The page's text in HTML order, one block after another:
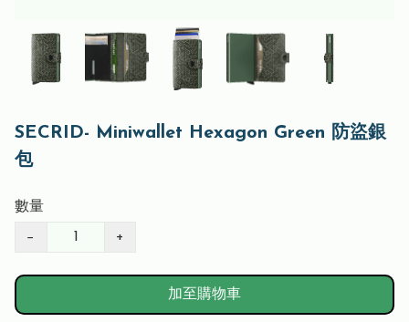
SECRID- Miniwallet Hexagon Green 防盜銀
包
數量
− +
加至購物車